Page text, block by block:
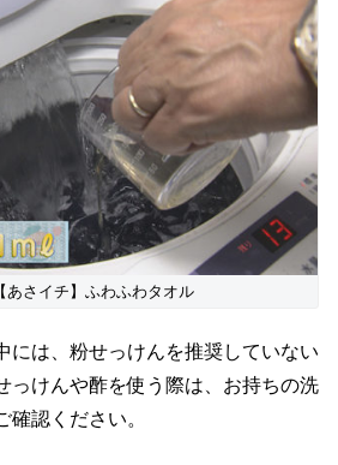
あさイチ】ふわふわタオル
には、粉せっけんを推奨していない
っけんや酢を使う際は、お持ちの洗
認ください。